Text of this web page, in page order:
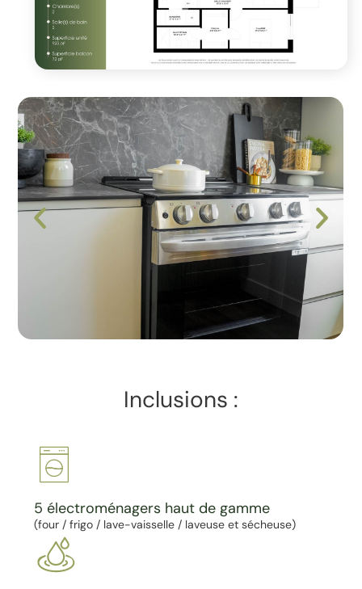
Inclusions :
5 électroménagers haut de gamme
(four / frigo / lave-vaisselle / laveuse et sécheuse)